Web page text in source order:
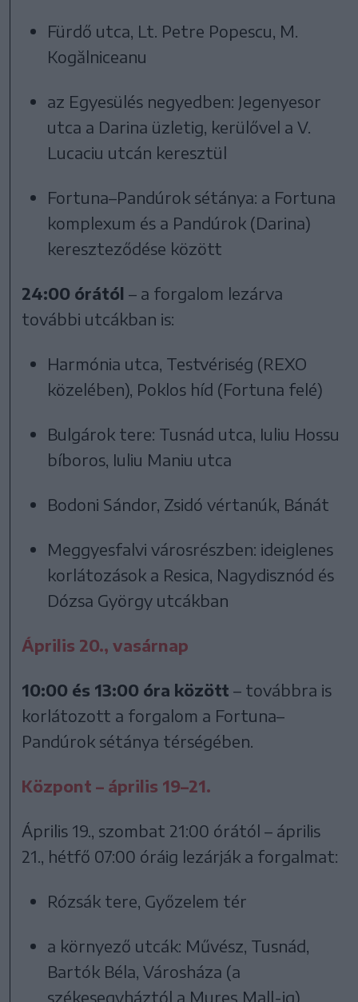
Fürdő utca, Lt. Petre Popescu, M.
Kogălniceanu
az Egyesülés negyedben: Jegenyesor
utca a Darina üzletig, kerülővel a V.
Lucaciu utcán keresztül
Fortuna–Pandúrok sétánya: a Fortuna
komplexum és a Pandúrok (Darina)
kereszteződése között
24:00 órától – a forgalom lezárva
további utcákban is:
Harmónia utca, Testvériség (REXO
közelében), Poklos híd (Fortuna felé)
Bulgárok tere: Tusnád utca, Iuliu Hossu
bíboros, Iuliu Maniu utca
Bodoni Sándor, Zsidó vértanúk, Bánát
Meggyesfalvi városrészben: ideiglenes
korlátozások a Resica, Nagydisznód és
Dózsa György utcákban
Április 20., vasárnap
10:00 és 13:00 óra között – továbbra is
korlátozott a forgalom a Fortuna–
Pandúrok sétánya térségében.
Központ – április 19–21.
Április 19., szombat 21:00 órától – április
21., hétfő 07:00 óráig lezárják a forgalmat:
Rózsák tere, Győzelem tér
a környező utcák: Művész, Tusnád,
Bartók Béla, Városháza (a
székesegyháztól a Mureș Mall-ig)